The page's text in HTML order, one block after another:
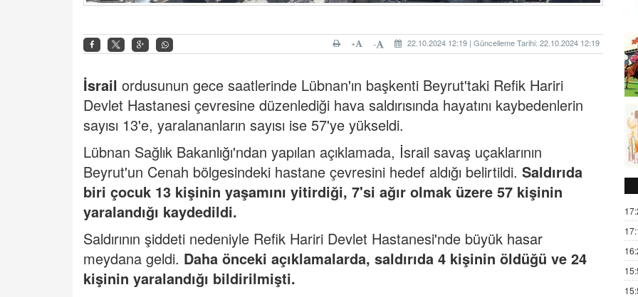
22.10.2024 12:19 | Güncelleme Tarihi: 22.10.2024 12:19
-
+
İsrail ordusunun gece saatlerinde Lübnan'ın başkenti Beyrut'taki Refik Hariri
Devlet Hastanesi çevresine düzenlediği hava saldırısında hayatını kaybedenlerin
sayısı 13'e, yaralananların sayısı ise 57'ye yükseldi.
Lübnan Sağlık Bakanlığı'ndan yapılan açıklamada, İsrail savaş uçaklarının
Beyrut'un Cenah bölgesindeki hastane çevresini hedef aldığı belirtildi. Saldırıda
biri çocuk 13 kişinin yaşamını yitirdiği, 7'si ağır olmak üzere 57 kişinin
yaralandığı kaydedildi.
Saldırının şiddeti nedeniyle Refik Hariri Devlet Hastanesi'nde büyük hasar
meydana geldi. Daha önceki açıklamalarda, saldırıda 4 kişinin öldüğü ve 24
kişinin yaralandığı bildirilmişti.